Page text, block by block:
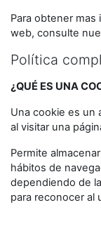
Para obtener
web, consulte
Política
¿QUÉ ES UNA
Una cookie es un
al visitar una
Permite
hábitos de
dependiendo de
para reconocer al